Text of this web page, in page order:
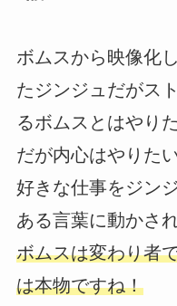
ボムスから映像化
たジンジュだがス
るボムスとはやり
だが内心はやりた
好きな仕事をジン
ある言葉に動かされ
ボムスは変わり者
は本物ですね！